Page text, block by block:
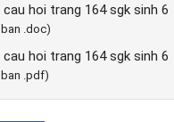
hoi trang 164 sgk sinh 6
.doc)
hoi trang 164 sgk sinh 6
.pdf)